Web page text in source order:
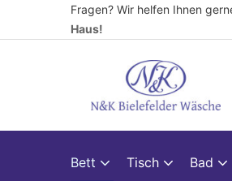
Fragen? Wir helfen Ihnen
Haus!
Bett Tisch Bad